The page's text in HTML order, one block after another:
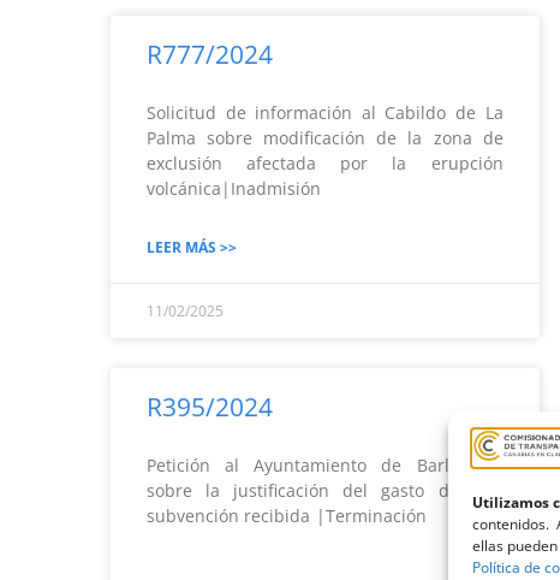
Utilizamos
contenidos.
ellas
Política de
R777/2024
Solicitud de información al Cabildo de La
Palma sobre modificación de la zona de
exclusión afectada por la erupción
volcánica|Inadmisión
LEER MÁS >>
11/02/2025
R395/2024
Petición al Ayuntamiento de Barlovento
sobre la justificación del gasto de una
subvención recibida |Terminación